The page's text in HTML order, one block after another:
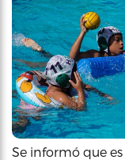
Se informó que